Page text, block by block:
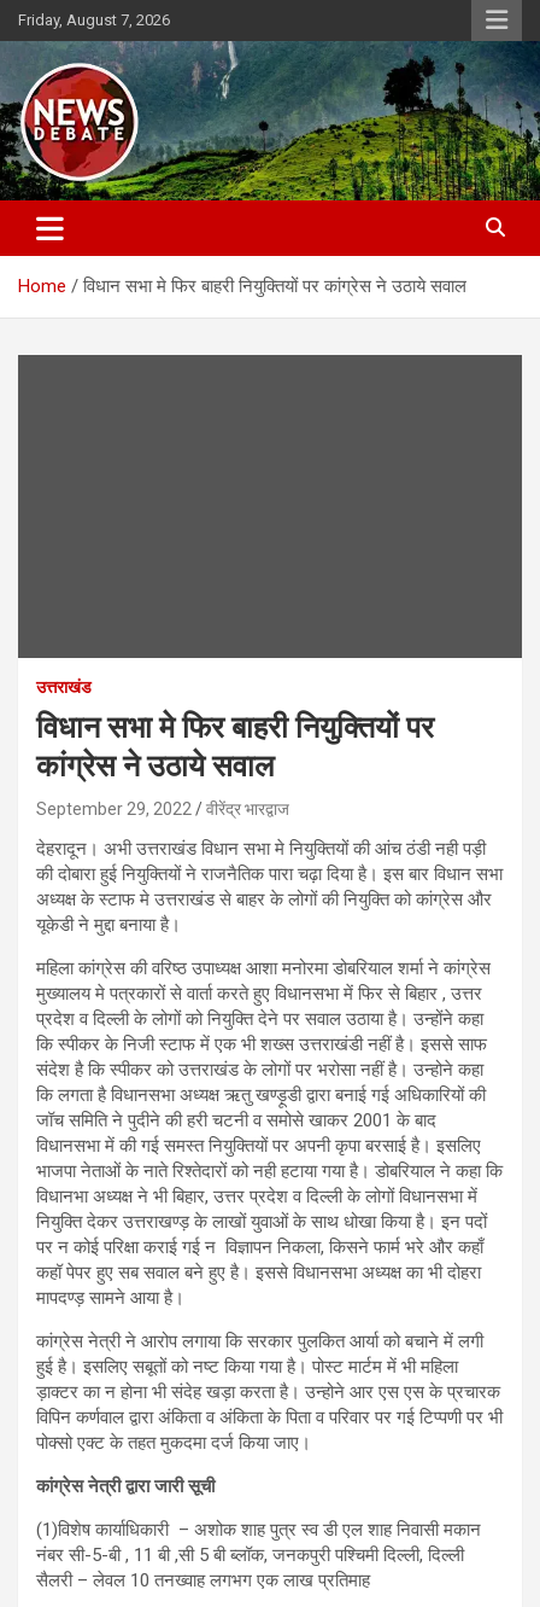
Skip
to
content
Friday, August 7, 2026
News Debate
Home विधान सभा मे फिर बाहरी नियुक्तियों पर कांग्रेस ने उठाये सवाल
उत्तराखंड
विधान सभा मे फिर बाहरी नियुक्तियों पर
कांग्रेस ने उठाये सवाल
September 29, 2022 वीरेंद्र भारद्वाज
देहरादून। अभी उत्तराखंड विधान सभा मे नियुक्तियों की आंच ठंडी नही पड़ी
की दोबारा हुई नियुक्तियों ने राजनैतिक पारा चढ़ा दिया है। इस बार विधान सभा
अध्यक्ष के स्टाफ मे उत्तराखंड से बाहर के लोगों की नियुक्ति को कांग्रेस और
यूकेडी ने मुद्दा बनाया है।
महिला कांग्रेस की वरिष्ठ उपाध्यक्ष आशा मनोरमा डोबरियाल शर्मा ने कांग्रेस
मुख्यालय मे पत्रकारों से वार्ता करते हुए विधानसभा में फिर से बिहार , उत्तर
प्रदेश व दिल्ली के लोगों को नियुक्ति देने पर सवाल उठाया है। उन्होंने कहा
कि स्पीकर के निजी स्टाफ में एक भी शख्स उत्तराखंडी नहीं है। इससे साफ
संदेश है कि स्पीकर को उत्तराखंड के लोगों पर भरोसा नहीं है। उन्होने कहा
कि लगता है विधानसभा अध्यक्ष ऋतु खण्ड़ूडी द्वारा बनाई गई अधिकारियों की
जॉच समिति ने पुदीने की हरी चटनी व समोसे खाकर 2001 के बाद
विधानसभा में की गई समस्त नियुक्तियों पर अपनी कृपा बरसाई है। इसलिए
भाजपा नेताओं के नाते रिश्तेदारों को नही हटाया गया है। डोबरियाल ने कहा कि
विधानभा अध्यक्ष ने भी बिहार, उत्तर प्रदेश व दिल्ली के लोगों विधानसभा में
नियुक्ति देकर उत्तराखण्ड़ के लाखों युवाओं के साथ धोखा किया है। इन पदों
पर न कोई परिक्षा कराई गई न विज्ञापन निकला, किसने फार्म भरे और कहाँ
कहॉ पेपर हुए सब सवाल बने हुए है। इससे विधानसभा अध्यक्ष का भी दोहरा
मापदण्ड़ सामने आया है।
कांग्रेस नेत्री ने आरोप लगाया कि सरकार पुलकित आर्या को बचाने में लगी
हुई है। इसलिए सबूतों को नष्ट किया गया है। पोस्ट मार्टम में भी महिला
ड़ाक्टर का न होना भी संदेह खड़ा करता है। उन्होने आर एस एस के प्रचारक
विपिन कर्णवाल द्वारा अंकिता व अंकिता के पिता व परिवार पर गई टिप्पणी पर भी
पोक्सो एक्ट के तहत मुकदमा दर्ज किया जाए।
कांग्रेस नेत्री द्वारा जारी सूची
(1)विशेष कार्याधिकारी – अशोक शाह पुत्र स्व डी एल शाह निवासी मकान
नंबर सी-5-बी , 11 बी ,सी 5 बी ब्लॉक, जनकपुरी पश्चिमी दिल्ली, दिल्ली
सैलरी – लेवल 10 तनख्वाह लगभग एक लाख प्रतिमाह